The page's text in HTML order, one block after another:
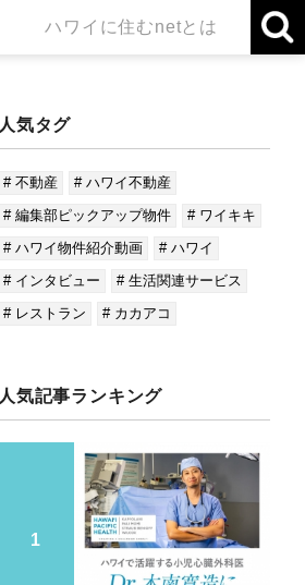
ハワイに住むnetとは
人気タグ
# 不動産
# ハワイ不動産
# 編集部ピックアップ物件
# ワイキキ
# ハワイ物件紹介動画
# ハワイ
# インタビュー
# 生活関連サービス
# レストラン
# カカアコ
人気記事ランキング